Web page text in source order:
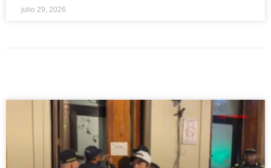
julio 29, 2026
CARTAGENA